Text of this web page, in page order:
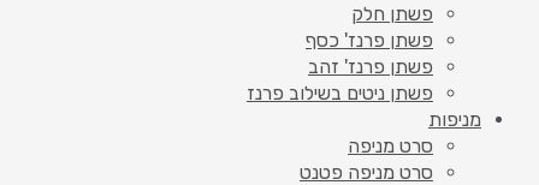
פשתן חלק
פשתן פרנז' כסף
פשתן פרנז' זהב
פשתן ניטים בשילוב פרנז
מניפות
סרט מניפה
סרט מניפה פטנט